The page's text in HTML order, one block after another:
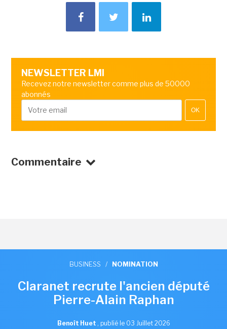
NEWSLETTER LMI
Recevez notre newsletter comme plus de 50000
abonnés
OK
Commentaire
BUSINESS / NOMINATION
Claranet recrute l'ancien député
Pierre-Alain Raphan
Benoît Huet , publié le 03 Juillet 2026